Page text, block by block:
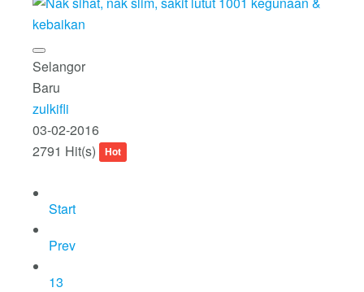
Selangor
Baru
zulkifli
03-02-2016
2791 Hit(s)
Hot
Start
Prev
13